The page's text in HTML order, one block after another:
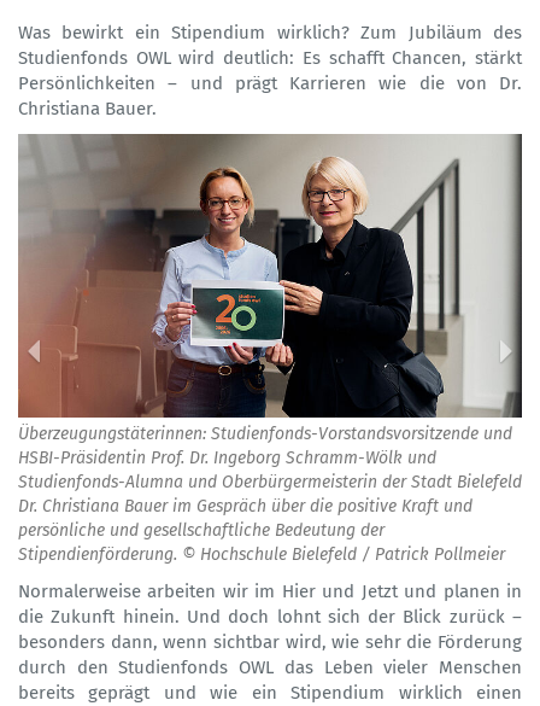
Was bewirkt ein Stipendium wirklich? Zum Jubiläum des
Studienfonds OWL wird deutlich: Es schafft Chancen, stärkt
Persönlichkeiten – und prägt Karrieren wie die von Dr.
Christiana Bauer.
Überzeugungstäterinnen: Studienfonds-Vorstandsvorsitzende und
HSBI-Präsidentin Prof. Dr. Ingeborg Schramm-Wölk und
Studienfonds-Alumna und Oberbürgermeisterin der Stadt Bielefeld
Dr. Christiana Bauer im Gespräch über die positive Kraft und
persönliche und gesellschaftliche Bedeutung der
Stipendienförderung. © Hochschule Bielefeld / Patrick Pollmeier
Normalerweise arbeiten wir im Hier und Jetzt und planen in
die Zukunft hinein. Und doch lohnt sich der Blick zurück –
besonders dann, wenn sichtbar wird, wie sehr die Förderung
durch den Studienfonds OWL das Leben vieler Menschen
bereits geprägt und wie ein Stipendium wirklich einen